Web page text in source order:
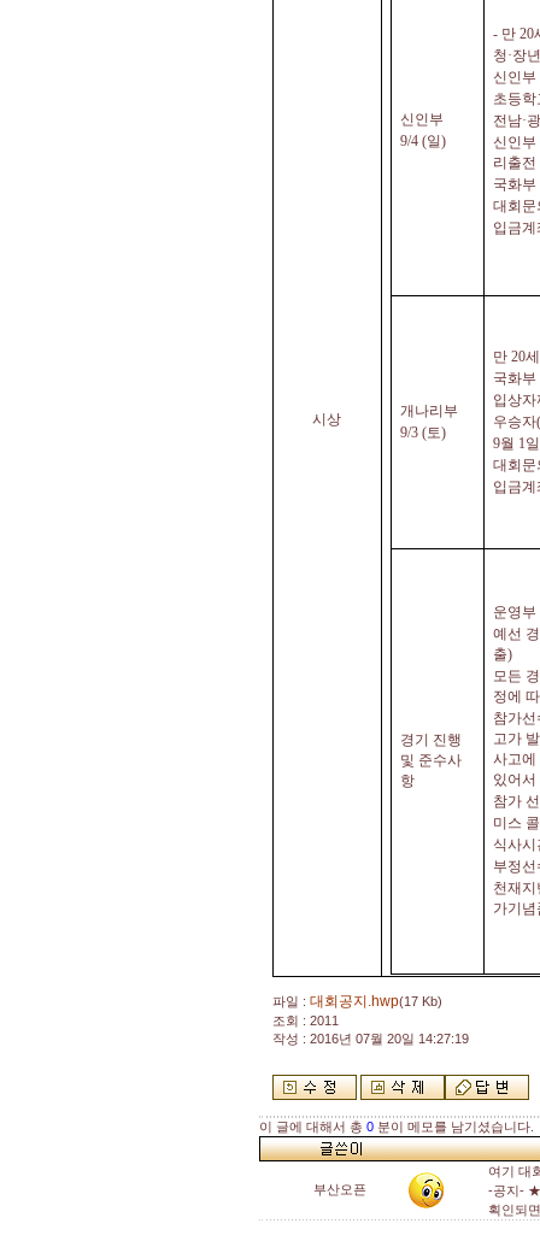
시상
신인부
9/4 (일)
- 만 20
청·장
신인부
초등
전남·
신인부
리출전
국화부
대회
입금
개나리부
9/3 (토)
만 20
국화부
입상
우승자
9월 1
대회문
입금
경기 진행
및 준수사
항
운영
예선
출)
모든
정에
참가
고가
사고에
있어서
참가
미스
식사
부정
천재
가기
파일 : 대회공지.hwp(17 Kb)
조회 : 2011
작성 : 2016년 07월 20일 14:27:19
이 글에 대해서 총 0 분이 메모를 남기셨습니다.
부산오픈
여기 대
-공지- ★
획인되